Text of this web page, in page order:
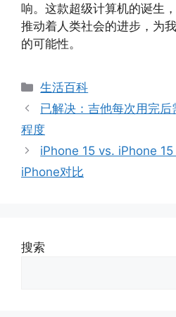
响。这款超级计算机的诞生
推动着人类社会的进步，为
的可能性。
分
类
生活百科
已解决：吉他每次用完
程度
iPhone 15 vs. iPhone
iPhone对比
搜索